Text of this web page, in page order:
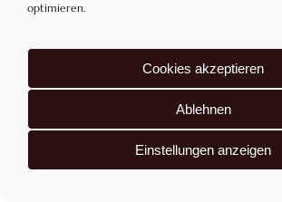
optimieren.
Cookies akzeptieren
Ablehnen
Einstellungen anzeigen